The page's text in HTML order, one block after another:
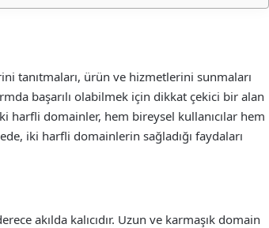
tanıtmaları, ürün ve hizmetlerini sunmaları
başarılı olabilmek için dikkat çekici bir alan
harfli domainler, hem bireysel kullanıcılar hem
iki harfli domainlerin sağladığı faydaları
akılda kalıcıdır. Uzun ve karmaşık domain